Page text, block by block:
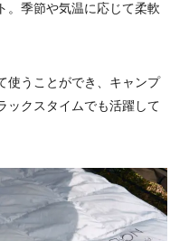
。季節や気温に応じて柔軟
使うことができ、キャンプ
ックスタイムでも活躍して